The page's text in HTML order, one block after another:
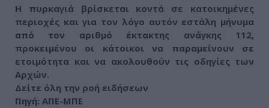
Η πυρκαγιά βρίσκεται κοντά σε κατοικημένες
περιοχές και για τον λόγο αυτόν εστάλη μήνυμα
από τον αριθμό έκτακτης ανάγκης 112,
προκειμένου οι κάτοικοι να παραμείνουν σε
ετοιμότητα και να ακολουθούν τις οδηγίες των
Αρχών.
Δείτε όλη την ροή ειδήσεων
Πηγή: ΑΠΕ-ΜΠΕ